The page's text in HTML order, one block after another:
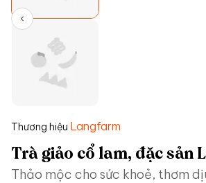
Thương hiệu Langfarm
Trà giảo cổ lam, đặc sản
Thảo mộc cho sức khoẻ, thơm